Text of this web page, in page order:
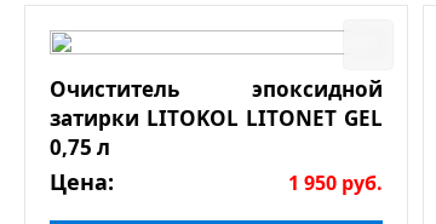
Очиститель эпоксидной
затирки LITOKOL LITONET GEL
0,75 л
Цена: 1 950 руб.